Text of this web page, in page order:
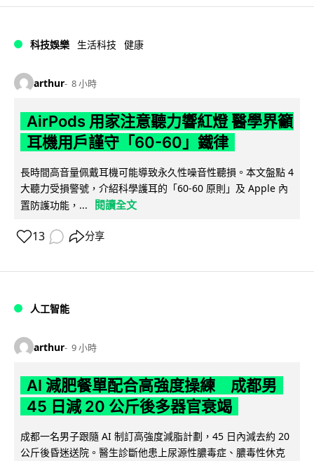
科技娛樂 生活科技 健康
arthur 8 小時
AirPods 用家注意聽力響紅燈 醫學界籲
耳機用戶謹守「60-60」鐵律
長時間高音量佩戴耳機可能導致永久性噪音性聽損。本文盤點 4
大聽力受損警號，介紹科學護耳的「60-60 原則」及 Apple 內
置防護功能，...
閱讀全文
13 分享
人工智能
arthur 9 小時
AI 減肥餐單配合高強度操練 成都男
45 日減 20 公斤後多器官衰竭
成都一名男子跟隨 AI 制訂高強度減脂計劃，45 日內減去約 20
公斤後昏迷送院。醫生診斷他患上尿源性膿毒症、膿毒性休克